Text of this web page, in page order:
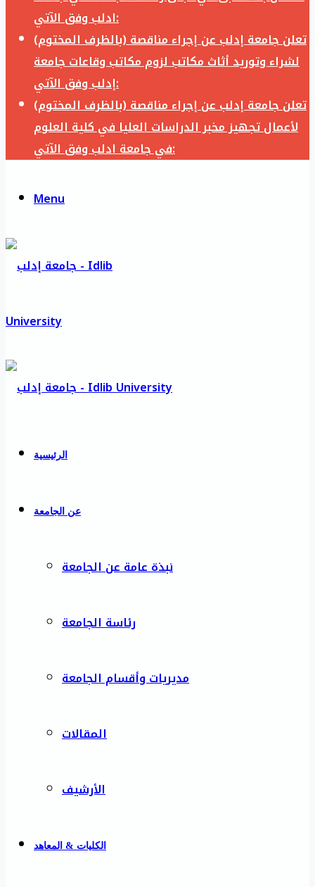
ادلب وفق الآتي:
تعلن جامعة إدلب عن إجراء مناقصة (بالظرف المختوم)
لشراء وتوريد أثاث مكاتب لزوم مكاتب وقاعات جامعة
إدلب وفق الآتي:
تعلن جامعة إدلب عن إجراء مناقصة (بالظرف المختوم)
لأعمال تجهيز مخبر الدراسات العليا في كلية العلوم
في جامعة ادلب وفق الآتي:
Menu
الرئيسية
عن الجامعة
نبذة عامة عن الجامعة
رئاسة الجامعة
مديريات وأقسام الجامعة
المقالات
الأرشيف
الكليات & المعاهد